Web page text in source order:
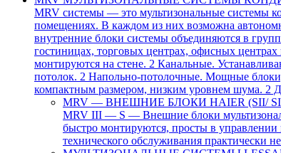
MRV системы — это мультизональные системы
помещениях. В каждом из них возможна
внутренние блоки системы объединяются в
гостиницах, торговых центрах, офисных
монтируются на стене. 2 Канальные.
потолок. 2 Напольно-потолочные. Мощные
компактным размером, низким уровнем шума. 2
MRV — ВНЕШНИЕ БЛОКИ HAIER (SII/ SI/
MRV III — S — Внешние блоки
быстро монтируются, просты в управлении
технического обслуживания практически